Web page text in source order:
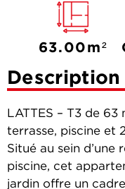
63.00m²
Description
LATTES – T3 de 63
terrasse, piscine et
Situé au sein d’une
piscine, cet
jardin offre un